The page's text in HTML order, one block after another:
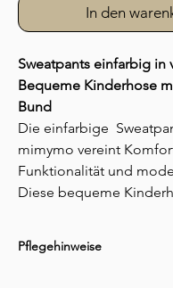
In den
Sweatpants einfarbig in
Bequeme Kinderhose
Bund
Die einfarbige
mimymo vereint
Funktionalität und
Diese bequeme
Gefertigt aus einer
Pflegehinweise